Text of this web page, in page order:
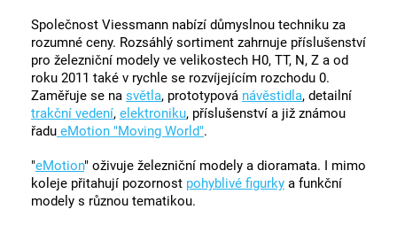
Společnost Viessmann nabízí důmyslnou techniku za
rozumné ceny. Rozsáhlý sortiment zahrnuje příslušenství
pro železniční modely ve velikostech H0, TT, N, Z a od
roku 2011 také v rychle se rozvíjejícím rozchodu 0.
Zaměřuje se na světla, prototypová návěstidla, detailní
trakční vedení, elektroniku, příslušenství a již známou
řadu eMotion "Moving World".
"eMotion" oživuje železniční modely a dioramata. I mimo
koleje přitahují pozornost pohyblivé figurky a funkční
modely s různou tematikou.